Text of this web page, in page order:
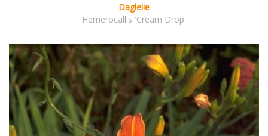
Daglelie
Hemerocallis 'Cream Drop'